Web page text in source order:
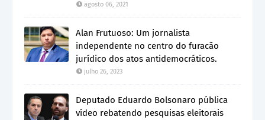
agosto 06, 2021
Alan Frutuoso: Um jornalista
independente no centro do furacão
jurídico dos atos antidemocráticos.
julho 26, 2023
Deputado Eduardo Bolsonaro pública
vídeo rebatendo pesquisas eleitorais